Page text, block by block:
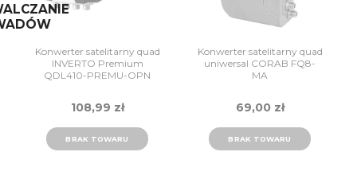
Konwerter satelitarny quad
INVERTO Premium
QDL410-PREMU-OPN
108,99 zł
BRAK TOWARU
Konwerter satelitarny quad
uniwersal CORAB FQ8-
MA
69,00 zł
BRAK TOWARU